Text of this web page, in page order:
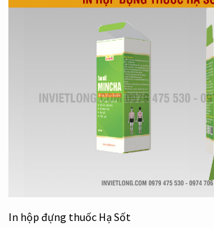
In hộp đựng thuốc Hạ Sốt